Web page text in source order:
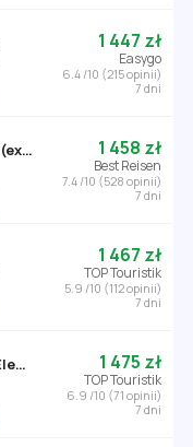
1 447 zł
Easygo
6.4 /10 (215 opinii)
7 dni
Empire Hotel Aqua Park (ex. Triton Empire Hotel Hurghada)
1 458 zł
Best Reisen
7.4 /10 (528 opinii)
7 dni
1 467 zł
TOP Touristik
5.9 /10 (112 opinii)
7 dni
Gloria (St. Konstantin i Elena)
1 475 zł
TOP Touristik
6.9 /10 (71 opinii)
7 dni